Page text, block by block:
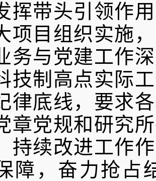
挥带头引领作
项目组织实施
务与党建工作
技制高点实际
律底线，要求
章党规和研究
持续改进工作
障，奋力抢占